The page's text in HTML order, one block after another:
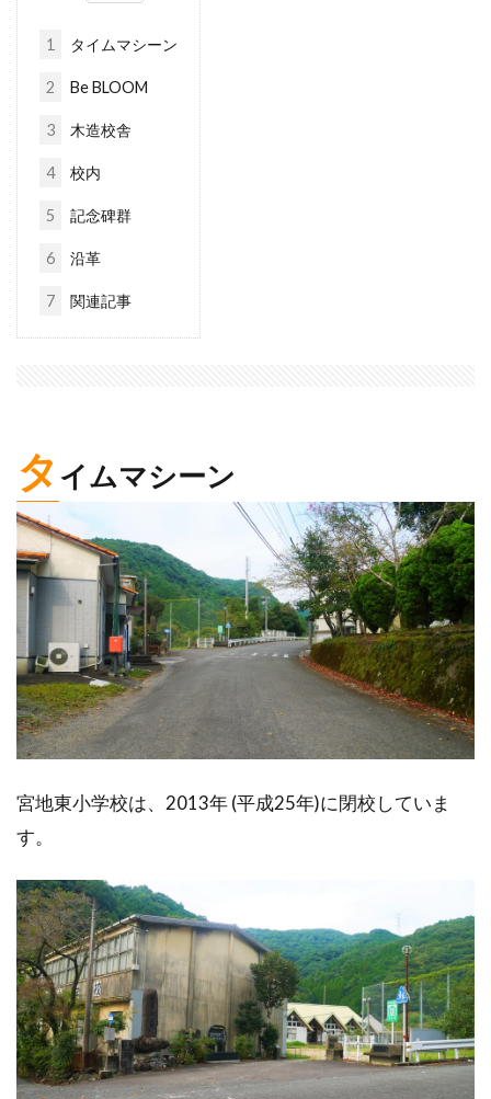
1 タイムマシーン
2 Be BLOOM
3 木造校舎
4 校内
5 記念碑群
6 沿革
7 関連記事
タ イムマシーン
宮地東小学校は、2013年 (平成25年)に閉校していま
す。